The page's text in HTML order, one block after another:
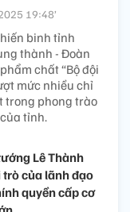
19:48’
binh tỉnh
thành - Đoàn
chất “Bộ đội
mức nhiều chỉ
trong phong trào
tỉnh.
Lê Thành
trò của lãnh đạo
quyền cấp cơ